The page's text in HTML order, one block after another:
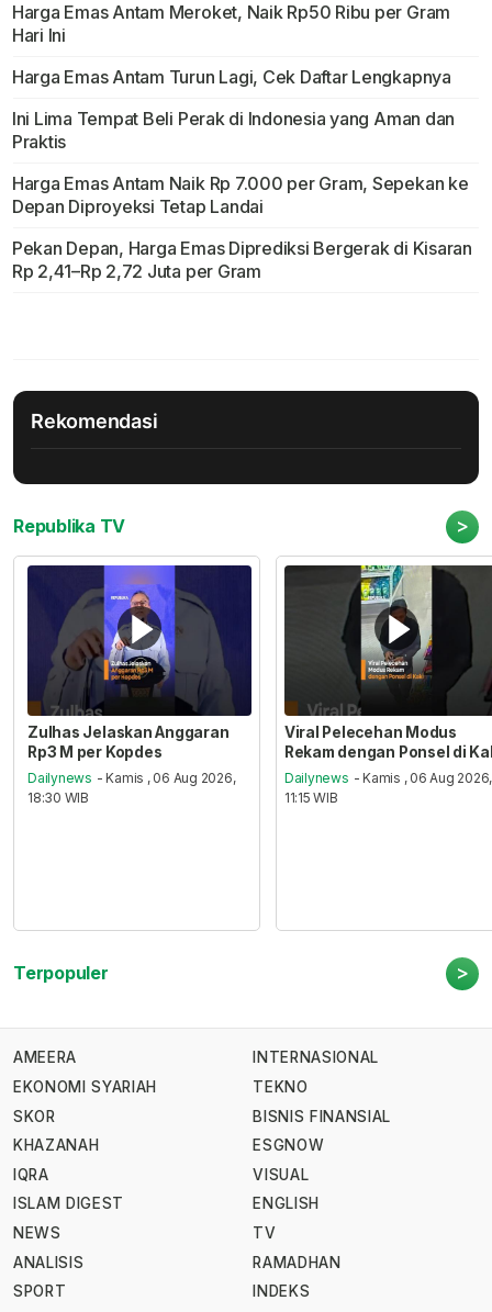
Harga Emas Antam Meroket, Naik Rp50 Ribu per Gram
Hari Ini
Harga Emas Antam Turun Lagi, Cek Daftar Lengkapnya
Ini Lima Tempat Beli Perak di Indonesia yang Aman dan
Praktis
Harga Emas Antam Naik Rp 7.000 per Gram, Sepekan ke
Depan Diproyeksi Tetap Landai
Pekan Depan, Harga Emas Diprediksi Bergerak di Kisaran
Rp 2,41–Rp 2,72 Juta per Gram
Rekomendasi
Republika TV >
Zulhas Jelaskan Anggaran
Rp3 M per Kopdes
Dailynews - Kamis , 06 Aug 2026,
18:30 WIB
Viral Pelecehan Modus
Rekam dengan Ponsel di
Dailynews - Kamis , 06 Aug 2026,
11:15 WIB
Terpopuler >
AMEERA
EKONOMI SYARIAH
SKOR
KHAZANAH
IQRA
ISLAM DIGEST
NEWS
ANALISIS
SPORT
INTERNASIONAL
TEKNO
BISNIS FINANSIAL
ESGNOW
VISUAL
ENGLISH
TV
RAMADHAN
INDEKS